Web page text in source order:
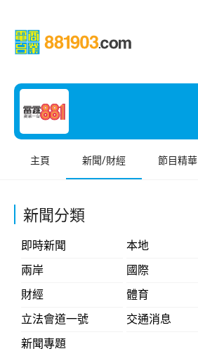
主頁 新聞/財經 節目精華
新聞分類
即時新聞
本地
兩岸
國際
財經
體育
立法會道一號
交通消息
新聞專題